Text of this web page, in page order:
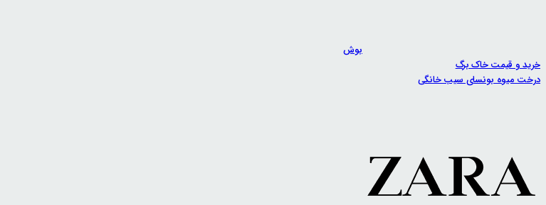
بوش
خرید و قیمت خاک برگ
درخت میوه بونسای سیب خانگی